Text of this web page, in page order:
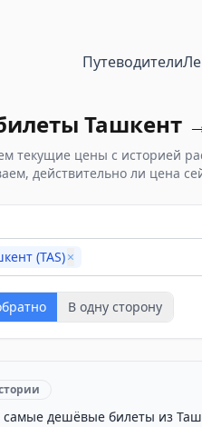
Путеводители
Ташкент
текущие цены с историей
действительно ли цена
(TAS)×
В одну сторону
самые дешёвые билеты из